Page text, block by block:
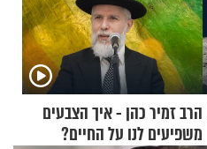
הרב זמיר כהן - איך הצבעים
משפיעים לנו על החיים?